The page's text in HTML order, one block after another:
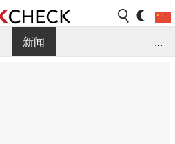
新闻
...